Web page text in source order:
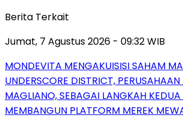
Berita Terkait
Jumat, 7 Agustus 2026 - 09:32 WIB
MONDEVITA MENGAKUISISI SAHAM
UNDERSCORE DISTRICT,
MAGLIANO, SEBAGAI LANGKAH
MEMBANGUN PLATFORM MEREK